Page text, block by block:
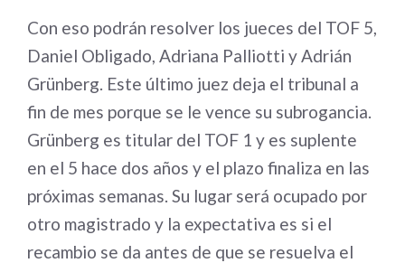
Con eso podrán resolver los jueces del TOF 5,
Daniel Obligado, Adriana Palliotti y Adrián
Grünberg. Este último juez deja el tribunal a
fin de mes porque se le vence su subrogancia.
Grünberg es titular del TOF 1 y es suplente
en el 5 hace dos años y el plazo finaliza en las
próximas semanas. Su lugar será ocupado por
otro magistrado y la expectativa es si el
recambio se da antes de que se resuelva el